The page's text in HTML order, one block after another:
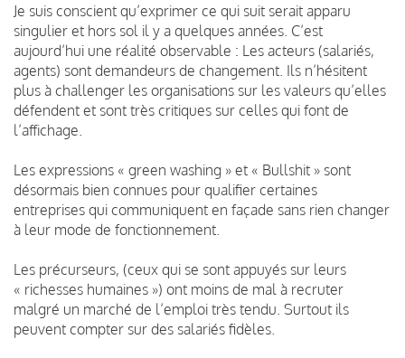
Je suis conscient qu’exprimer ce qui suit serait apparu
singulier et hors sol il y a quelques années. C’est
aujourd’hui une réalité observable : Les acteurs (salariés,
agents) sont demandeurs de changement. Ils n’hésitent
plus à challenger les organisations sur les valeurs qu’elles
défendent et sont très critiques sur celles qui font de
l’affichage.
Les expressions « green washing » et « Bullshit » sont
désormais bien connues pour qualifier certaines
entreprises qui communiquent en façade sans rien changer
à leur mode de fonctionnement.
Les précurseurs, (ceux qui se sont appuyés sur leurs
« richesses humaines ») ont moins de mal à recruter
malgré un marché de l’emploi très tendu. Surtout ils
peuvent compter sur des salariés fidèles.